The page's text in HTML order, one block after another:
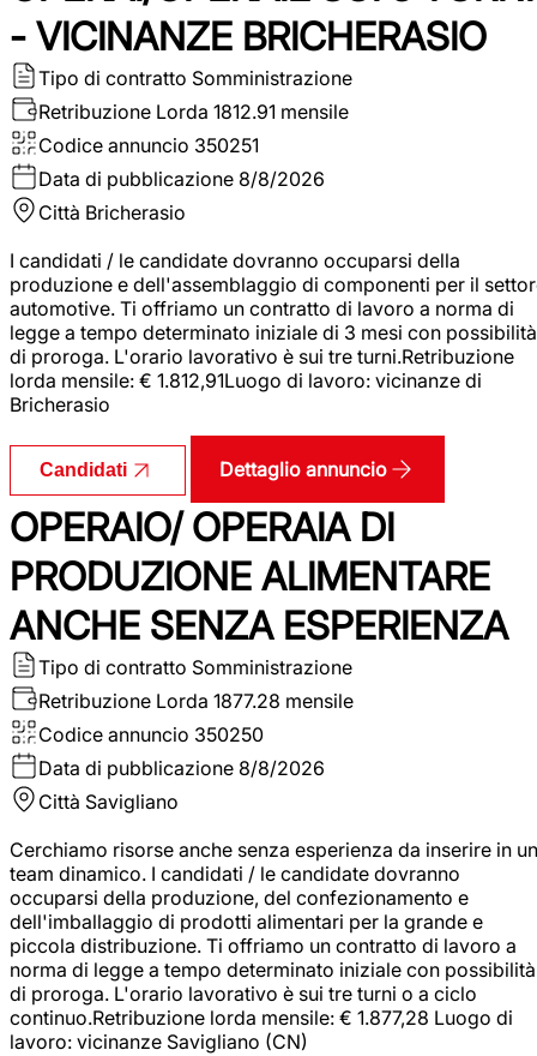
- VICINANZE BRICHERASIO
Tipo di contratto Somministrazione
Retribuzione Lorda 1812.91 mensile
Codice annuncio 350251
Data di pubblicazione 8/8/2026
Città Bricherasio
I candidati / le candidate dovranno occuparsi della
produzione e dell'assemblaggio di componenti per il
automotive. Ti offriamo un contratto di lavoro a norma di
legge a tempo determinato iniziale di 3 mesi con possibilità
di proroga. L'orario lavorativo è sui tre turni.Retribuzione
lorda mensile: € 1.812,91Luogo di lavoro: vicinanze di
Bricherasio
Candidati Dettaglio annuncio
OPERAIO/ OPERAIA DI
PRODUZIONE ALIMENTARE
ANCHE SENZA ESPERIENZA
Tipo di contratto Somministrazione
Retribuzione Lorda 1877.28 mensile
Codice annuncio 350250
Data di pubblicazione 8/8/2026
Città Savigliano
Cerchiamo risorse anche senza esperienza da inserire in un
team dinamico. I candidati / le candidate dovranno
occuparsi della produzione, del confezionamento e
dell'imballaggio di prodotti alimentari per la grande e
piccola distribuzione. Ti offriamo un contratto di lavoro a
norma di legge a tempo determinato iniziale con possibilità
di proroga. L'orario lavorativo è sui tre turni o a ciclo
continuo.Retribuzione lorda mensile: € 1.877,28 Luogo di
lavoro: vicinanze Savigliano (CN)